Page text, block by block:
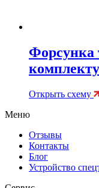
Форсунка
Открыть схему
Меню
Отзывы
Контакты
Блог
Устройство